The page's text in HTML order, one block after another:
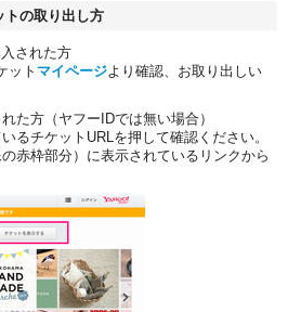
トの取り出し方
された方
ット マイページより確認、お取り出しい
た方（ヤフーIDでは無い場合）
るチケットURLを押して確認ください。
赤枠部分）に表示されているリンクから